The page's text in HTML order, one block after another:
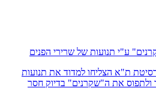
ע"י תנועות של שרירי הפנים
ת"א הצליחו למדוד את תנועות
את ה"שקרנים" בדיוק חסר